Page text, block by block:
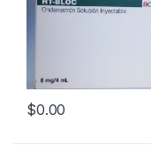
$0.00